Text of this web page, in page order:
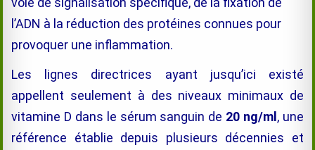
l’ADN à la réduction des protéines connues pour
provoquer une inflammation.
Les lignes directrices ayant jusqu’ici existé
appellent seulement à des niveaux minimaux de
vitamine D dans le sérum sanguin de 20 ng/ml, une
référence établie depuis plusieurs décennies et